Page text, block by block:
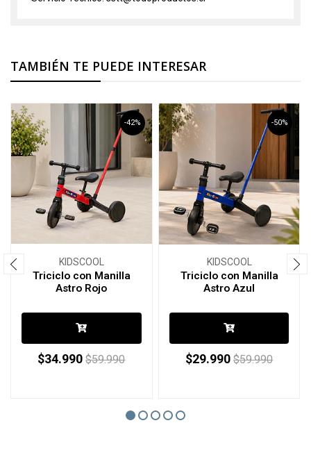
TAMBIÉN TE PUEDE INTERESAR
-42%
KIDSCOOL
Triciclo con Manilla
Astro Rojo
$34.990 $59.990
-50%
KIDSCOOL
Triciclo con Manilla
Astro Azul
$29.990 $59.990